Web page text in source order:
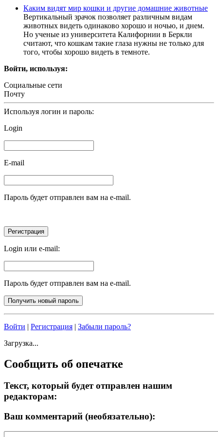
Каким видят мир кошки и другие домашние животные
Вертикальный зрачок позволяет различным видам
животных видеть одинаково хорошо и ночью, и днем.
Но ученые из университета Калифорнии в Беркли
считают, что кошкам такие глаза нужны не только для
того, чтобы хорошо видеть в темноте.
Войти, используя:
Социальные сети
Почту
Используя логин и пароль:
Login
E-mail
Пароль будет отправлен вам на e-mail.
Login или e-mail:
Пароль будет отправлен вам на e-mail.
Войти | Регистрация | Забыли пароль?
Загрузка...
Сообщить об опечатке
Текст, который будет отправлен нашим
редакторам:
Ваш комментарий (необязательно):